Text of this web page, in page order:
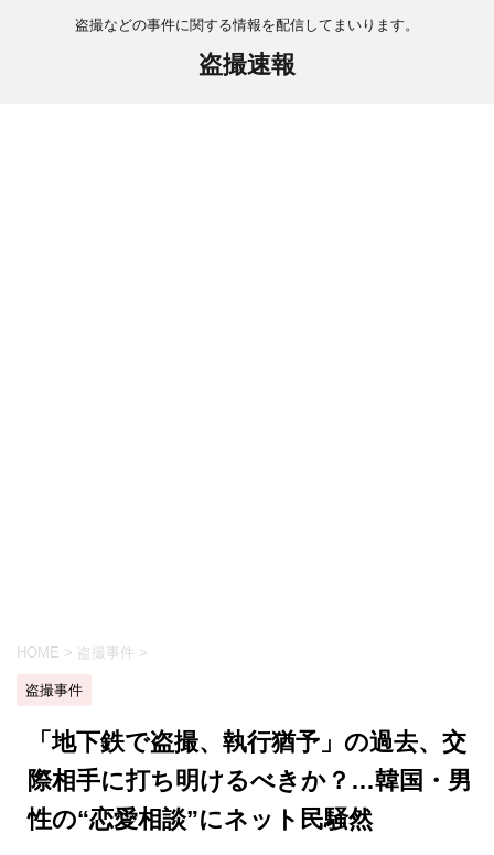
盗撮などの事件に関する情報を配信してまいります。
盗撮速報
HOME > 盗撮事件 >
盗撮事件
「地下鉄で盗撮、執行猶予」の過去、交
際相手に打ち明けるべきか？…韓国・男
性の“恋愛相談”にネット民騒然